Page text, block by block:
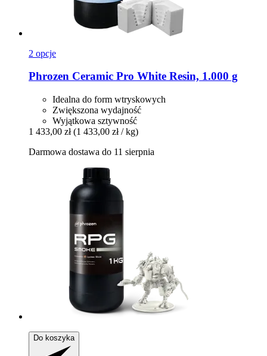
2 opcje
Phrozen Ceramic Pro White Resin, 1.000 g
Idealna do form wtryskowych
Zwiększona wydajność
Wyjątkowa sztywność
1 433,00 zł (1 433,00 zł / kg)
Darmowa dostawa do 11 sierpnia
Do koszyka